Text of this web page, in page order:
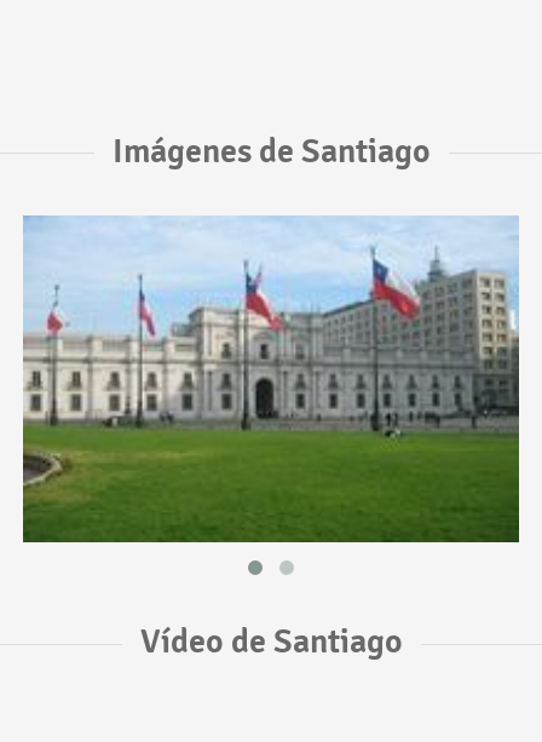
Imágenes de Santiago
Vídeo de Santiago